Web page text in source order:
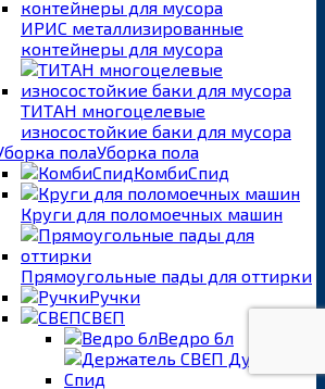
ИРИС металлизированные
контейнеры для мусора
ТИТАН многоцелевые
износостойкие баки для мусора
Уборка пола
КомбиСпид
Круги для поломоечных машин
Прямоугольные пады для оттирки
Ручки
СВЕП
Ведро 6л